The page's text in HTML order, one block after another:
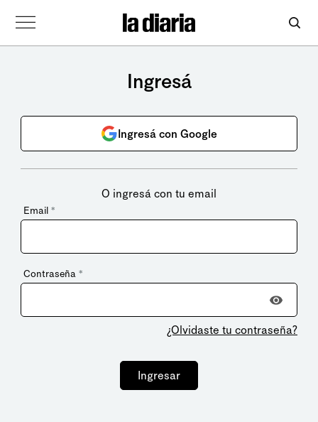
Ingresá
Ingresá con Google
O ingresá con tu email
Email *
Contraseña *
¿Olvidaste tu contraseña?
Ingresar